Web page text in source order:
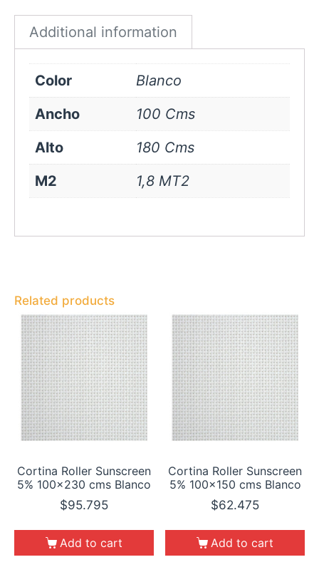
Additional information
Color
Blanco
Ancho
100 Cms
Alto
180 Cms
M2
1,8 MT2
Related products
Cortina Roller Sunscreen
5% 100×230 cms Blanco
$95.795
Add to cart
Cortina Roller Sunscreen
5% 100×150 cms Blanco
$62.475
Add to cart